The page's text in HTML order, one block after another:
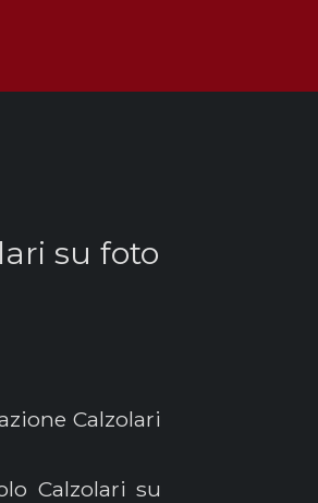
su foto
Calzolari
Calzolari su